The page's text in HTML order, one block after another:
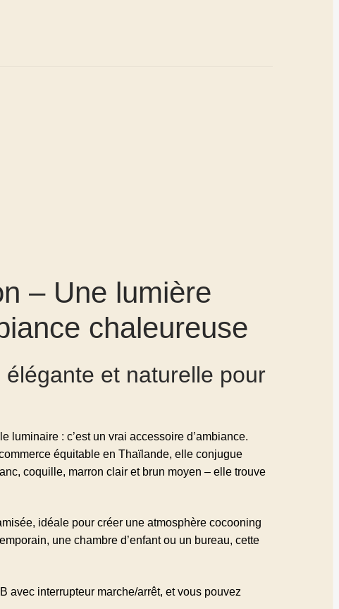
– Une lumière
chaleureuse
et naturelle pour
luminaire : c’est un vrai accessoire d’ambiance.
équitable en Thaïlande, elle conjugue
coquille, marron clair et brun moyen – elle trouve
idéale pour créer une atmosphère cocooning
une chambre d’enfant ou un bureau, cette
avec interrupteur marche/arrêt, et vous pouvez